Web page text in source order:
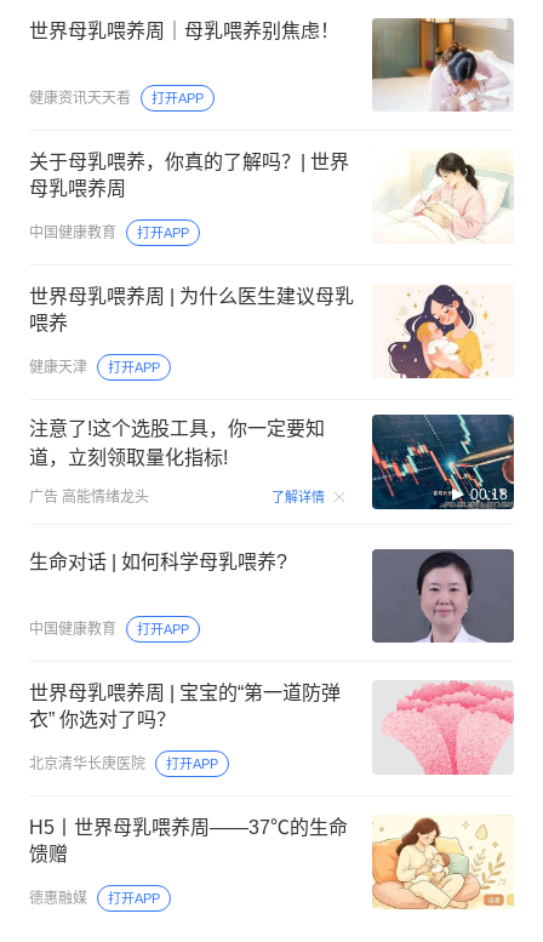
世界母乳喂养周｜母乳喂养别焦虑！
健康资讯天天看 打开APP
关于母乳喂养，你真的了解吗？| 世界
母乳喂养周
中国健康教育 打开APP
世界母乳喂养周 | 为什么医生建议母乳
喂养
健康天津 打开APP
注意了!这个选股工具，你一定要知
道，立刻领取量化指标!
广告 高能情绪龙头 了解详情 00:18
生命对话 | 如何科学母乳喂养?
中国健康教育 打开APP
世界母乳喂养周 | 宝宝的“第一道防弹
衣” 你选对了吗？
北京清华长庚医院 打开APP
H5丨世界母乳喂养周——37℃的生命
馈赠
德惠融媒 打开APP